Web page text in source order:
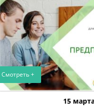
Смотреть +
15